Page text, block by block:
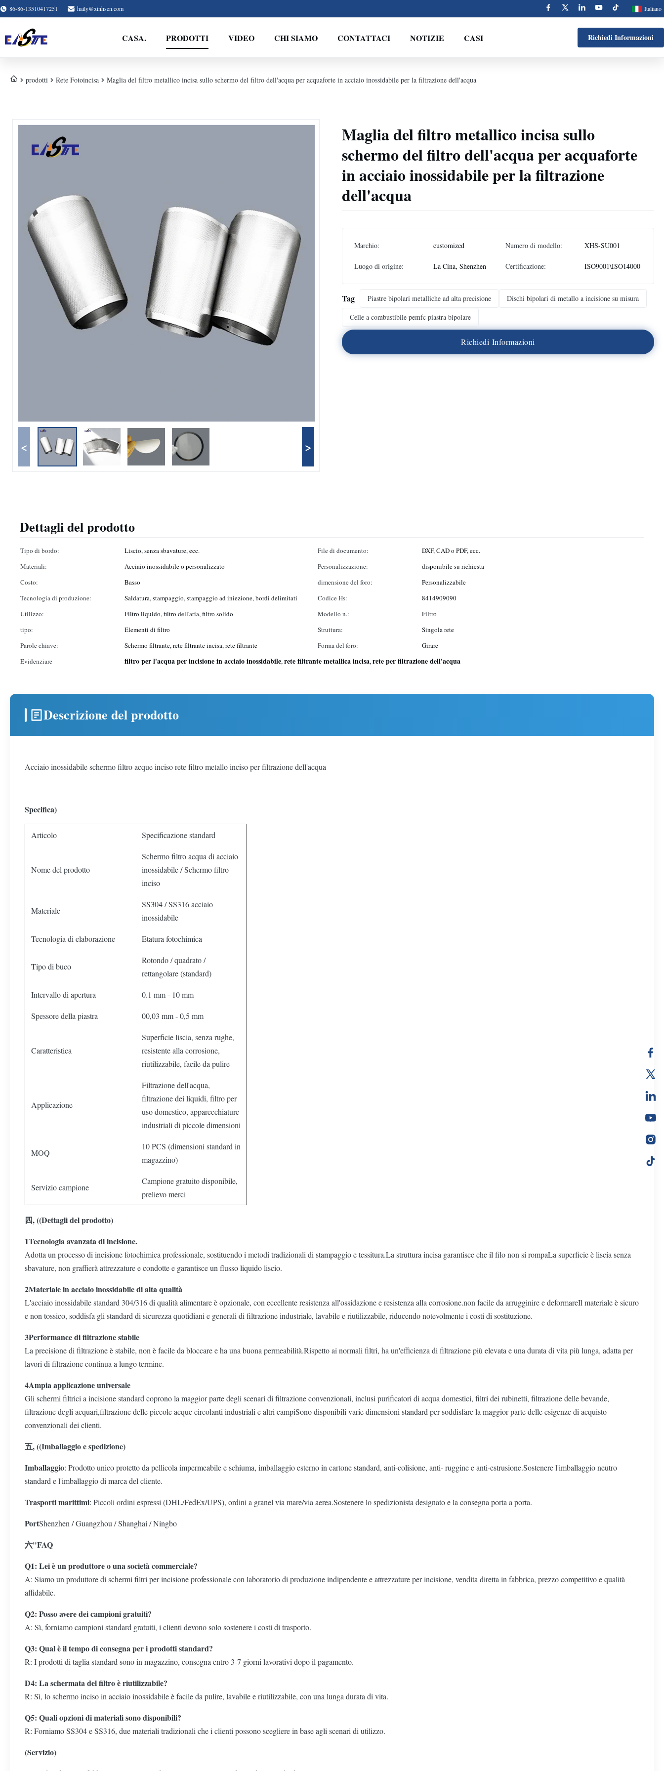
86-86-13510417251 haily@xinhsen.com Italiano
CASA. PRODOTTI VIDEO CHI SIAMO CONTATTACI NOTIZIE CASI Richiedi Informazioni
prodotti Rete Fotoincisa Maglia del filtro metallico incisa sullo schermo del filtro dell'acqua per acquaforte in acciaio inossidabile per la filtrazione dell'acqua
< >
Maglia del filtro metallico incisa sullo
schermo del filtro dell'acqua per acquaforte
in acciaio inossidabile per la filtrazione
dell'acqua
Marchio: customized Numero di modello: XHS-SU001
Luogo di origine: La Cina, Shenzhen Certificazione: ISO9001\ISO14000
Tag Piastre bipolari metalliche ad alta precisione
Dischi bipolari di metallo a incisione su misura
Celle a combustibile pemfc piastra bipolare
Richiedi Informazioni
Dettagli del prodotto
Tipo di bordo: Liscio, senza sbavature, ecc. File di documento:
DXF, CAD o PDF, ecc.
Materiali:
Acciaio inossidabile o personalizzato Personalizzazione:
disponibile su richiesta
Costo:
Basso dimensione del foro:
Personalizzabile
Tecnologia di produzione:
Saldatura, stampaggio, stampaggio ad iniezione, bordi delimitati Codice Hs:
8414909090
Utilizzo:
Filtro liquido, filtro dell'aria, filtro solido Modello n.:
Filtro
tipo:
Elementi di filtro Struttura:
Singola rete
Parole chiave:
Schermo filtrante, rete filtrante incisa, rete filtrante Forma del foro:
Girare
Evidenziare
filtro per l'acqua per incisione in acciaio inossidabile,rete filtrante metallica incisa,rete per filtrazione dell'acqua
Descrizione del prodotto
Acciaio inossidabile schermo filtro acque inciso rete filtro metallo inciso per filtrazione dell'acqua
Specifica)
Articolo Specificazione standard
Nome del prodotto
Schermo filtro acqua di acciaio
inossidabile / Schermo filtro
inciso
Materiale
SS304 / SS316 acciaio
inossidabile
Tecnologia di elaborazione Etatura fotochimica
Tipo di buco
Rotondo / quadrato /
rettangolare (standard)
Intervallo di apertura 0.1 mm - 10 mm
Spessore della piastra 00,03 mm - 0,5 mm
Caratteristica
Superficie liscia, senza rughe,
resistente alla corrosione,
riutilizzabile, facile da pulire
Applicazione
Filtrazione dell'acqua,
filtrazione dei liquidi, filtro per
uso domestico, apparecchiature
industriali di piccole dimensioni
MOQ
10 PCS (dimensioni standard in
magazzino)
Servizio campione
Campione gratuito disponibile,
prelievo merci
四, ((Dettagli del prodotto)
1Tecnologia avanzata di incisione.
Adotta un processo di incisione fotochimica professionale, sostituendo i metodi tradizionali di stampaggio e tessitura.La struttura incisa garantisce che il filo non si rompaLa superficie è liscia senza
sbavature, non graffierà attrezzature e condotte e garantisce un flusso liquido liscio.
2Materiale in acciaio inossidabile di alta qualità
L'acciaio inossidabile standard 304/316 di qualità alimentare è opzionale, con eccellente resistenza all'ossidazione e resistenza alla corrosione.non facile da arrugginire e deformareIl materiale è sicuro
e non tossico, soddisfa gli standard di sicurezza quotidiani e generali di filtrazione industriale, lavabile e riutilizzabile, riducendo notevolmente i costi di sostituzione.
3Performance di filtrazione stabile
La precisione di filtrazione è stabile, non è facile da bloccare e ha una buona permeabilità.Rispetto ai normali filtri, ha un'efficienza di filtrazione più elevata e una durata di vita più lunga, adatta per
lavori di filtrazione continua a lungo termine.
4Ampia applicazione universale
Gli schermi filtrici a incisione standard coprono la maggior parte degli scenari di filtrazione convenzionali, inclusi purificatori di acqua domestici, filtri dei rubinetti, filtrazione delle bevande,
filtrazione degli acquari,filtrazione delle piccole acque circolanti industriali e altri campiSono disponibili varie dimensioni standard per soddisfare la maggior parte delle esigenze di acquisto
convenzionali dei clienti.
五, ((Imballaggio e spedizione)
Imballaggio: Prodotto unico protetto da pellicola impermeabile e schiuma, imballaggio esterno in cartone standard, anti-colisione, anti- ruggine e anti-estrusione.Sostenere l'imballaggio neutro
standard e l'imballaggio di marca del cliente.
Trasporti marittimi: Piccoli ordini espressi (DHL/FedEx/UPS), ordini a granel via mare/via aerea.Sostenere lo spedizionista designato e la consegna porta a porta.
PortShenzhen / Guangzhou / Shanghai / Ningbo
六"FAQ
Q1: Lei è un produttore o una società commerciale?
A: Siamo un produttore di schermi filtri per incisione professionale con laboratorio di produzione indipendente e attrezzature per incisione, vendita diretta in fabbrica, prezzo competitivo e qualità
affidabile.
Q2: Posso avere dei campioni gratuiti?
A: Sì, forniamo campioni standard gratuiti, i clienti devono solo sostenere i costi di trasporto.
Q3: Qual è il tempo di consegna per i prodotti standard?
R: I prodotti di taglia standard sono in magazzino, consegna entro 3-7 giorni lavorativi dopo il pagamento.
D4: La schermata del filtro è riutilizzabile?
R: Sì, lo schermo inciso in acciaio inossidabile è facile da pulire, lavabile e riutilizzabile, con una lunga durata di vita.
Q5: Quali opzioni di materiali sono disponibili?
R: Forniamo SS304 e SS316, due materiali tradizionali che i clienti possono scegliere in base agli scenari di utilizzo.
(Servizio)